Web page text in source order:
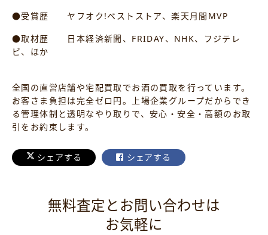
●受賞歴 ヤフオク!ベストストア、楽天月間MVP
●取材歴 日本経済新聞、FRIDAY、NHK、フジテレ
ビ、ほか
全国の直営店舗や宅配買取でお酒の買取を行っています。
お客さま負担は完全ゼロ円。上場企業グループだからでき
る管理体制と透明なやり取りで、安心・安全・高額のお取
引をお約束します。
シェアする シェアする
無料査定とお問い合わせは
お気軽に